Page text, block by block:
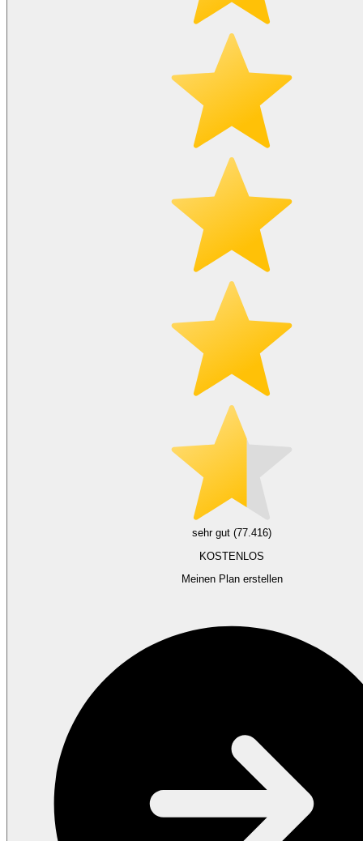
sehr gut (77.416)
KOSTENLOS
Meinen Plan erstellen